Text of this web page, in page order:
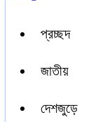
প্রচ্ছদ
জাতীয়
দেশজুড়ে